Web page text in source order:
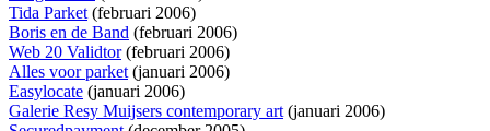
Tida Parket(februari 2006)
Boris en de Band (februari 2006)
Web 20 Validtor(februari 2006)
Alles voor parket(januari 2006)
Easylocate (januari 2006)
Galerie Resy Muijsers contemporary art(januari 2006)